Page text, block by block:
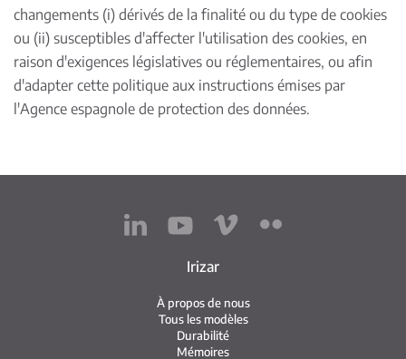
changements (i) dérivés de la finalité ou du type de cookies
ou (ii) susceptibles d'affecter l'utilisation des cookies, en
raison d'exigences législatives ou réglementaires, ou afin
d'adapter cette politique aux instructions émises par
l'Agence espagnole de protection des données.
Irizar
À propos de nous
Tous les modèles
Durabilité
Mémoires